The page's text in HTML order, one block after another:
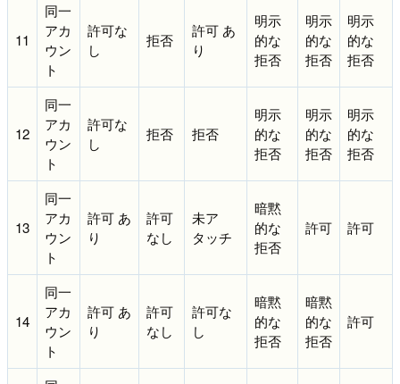
11
同一
アカ
ウン
ト
許可な
し
拒否
許可 あ
り
明示
的な
拒否
明示
的な
拒否
明示
的な
拒否
12
同一
アカ
ウン
ト
許可な
し
拒否 拒否
明示
的な
拒否
明示
的な
拒否
明示
的な
拒否
13
同一
アカ
ウン
ト
許可 あ
り
許可
なし
未ア
タッチ
暗黙
的な
拒否
許可 許可
14
同一
アカ
ウン
ト
許可 あ
り
許可
なし
許可な
し
暗黙
的な
拒否
暗黙
的な
拒否
許可